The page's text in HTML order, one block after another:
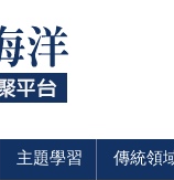
主題學習 傳統領